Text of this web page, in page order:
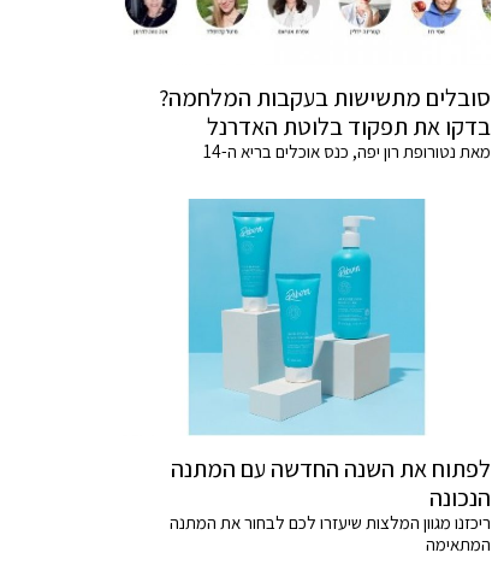
סובלים מתשישות בעקבות המלחמה?
בדקו את תפקוד בלוטת האדרנל
מאת נטורופת רון יפה, כנס אוכלים בריא ה-14
לפתוח את השנה החדשה עם המתנה
הנכונה
ריכזנו מגוון המלצות שיעזרו לכם לבחור את המתנה
המתאימה